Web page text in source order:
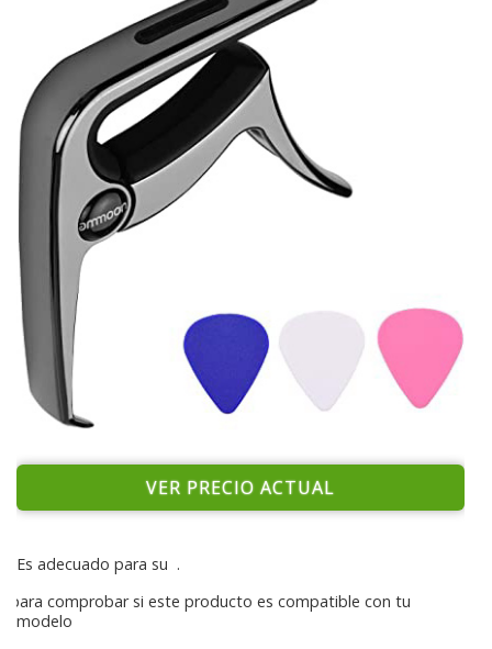
VER PRECIO ACTUAL
Es adecuado para su .
para comprobar si este producto es compatible con tu
modelo